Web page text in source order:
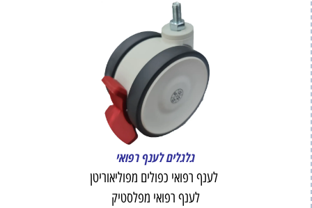
גלגלים לענף רפואי
לענף רפואי כפולים מפוליאוריטן
לענף רפואי מפלסטיק